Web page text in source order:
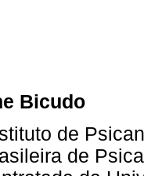
Bicudo
de
de